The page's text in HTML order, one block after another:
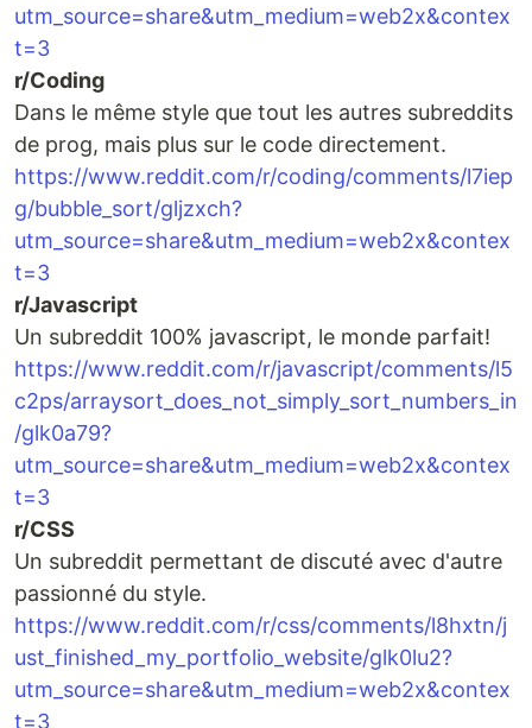
utm_source=share&utm_medium=web2x&contex
t=3
r/Coding
Dans le même style que tout les autres subreddits
de prog, mais plus sur le code directement.
https://www.reddit.com/r/coding/comments/l7iep
g/bubble_sort/gljzxch?
utm_source=share&utm_medium=web2x&contex
t=3
r/Javascript
Un subreddit 100% javascript, le monde parfait!
https://www.reddit.com/r/javascript/comments/l5
c2ps/arraysort_does_not_simply_sort_numbers_in
/glk0a79?
utm_source=share&utm_medium=web2x&contex
t=3
r/CSS
Un subreddit permettant de discuté avec d'autre
passionné du style.
https://www.reddit.com/r/css/comments/l8hxtn/j
ust_finished_my_portfolio_website/glk0lu2?
utm_source=share&utm_medium=web2x&contex
t=3